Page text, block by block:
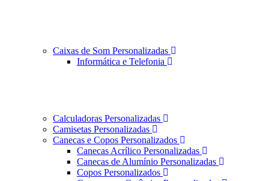
Caixas de Som Personalizadas
Informática e Telefonia
Calculadoras Personalizadas
Camisetas Personalizadas
Canecas e Copos Personalizados
Canecas Acrílico Personalizadas
Canecas de Alumínio Personalizadas
Copos Personalizados